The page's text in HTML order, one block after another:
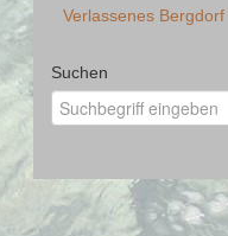
Verlassenes Bergdorf
Suchen